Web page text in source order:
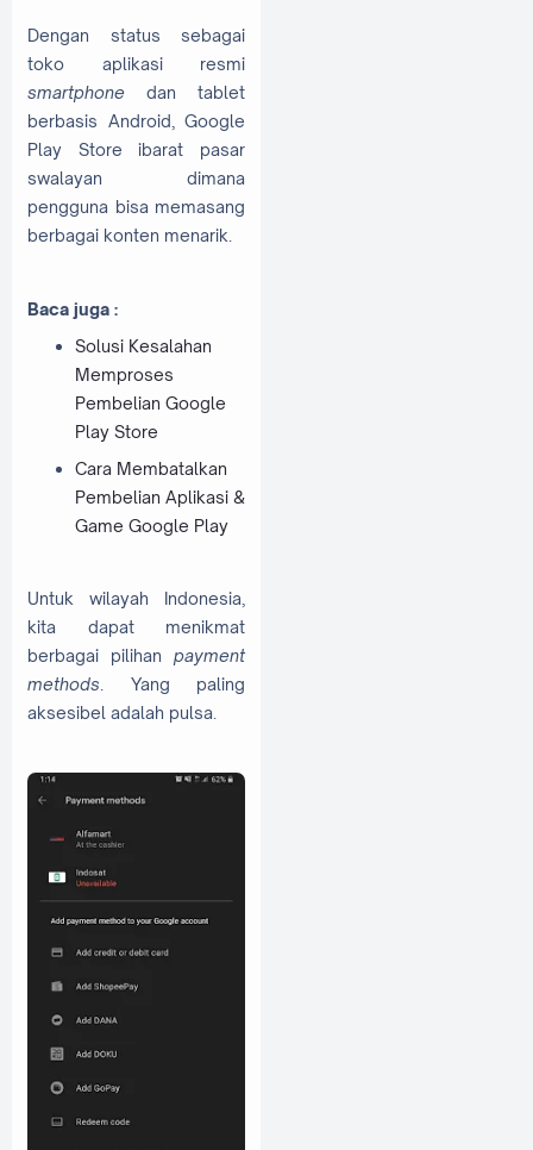
Dengan status sebagai
toko aplikasi resmi
smartphone dan tablet
berbasis Android, Google
Play Store ibarat pasar
swalayan dimana
pengguna bisa memasang
berbagai konten menarik.
Baca juga :
Solusi Kesalahan
Memproses
Pembelian Google
Play Store
Cara Membatalkan
Pembelian Aplikasi &
Game Google Play
Untuk wilayah Indonesia,
kita dapat menikmat
berbagai pilihan payment
methods. Yang paling
aksesibel adalah pulsa.